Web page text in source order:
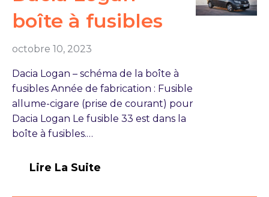
boîte à fusibles
octobre 10, 2023
Dacia Logan – schéma de la boîte à
fusibles Année de fabrication : Fusible
allume-cigare (prise de courant) pour
Dacia Logan Le fusible 33 est dans la
boîte à fusibles.…
Lire La Suite